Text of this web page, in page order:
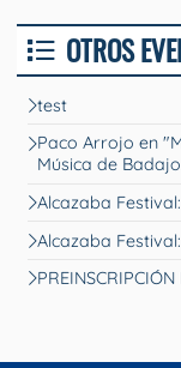
OTROS
test
Paco Arrojo en
Música de
Alcazaba
Alcazaba